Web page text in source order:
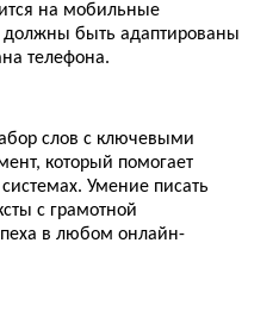
на мобильные
должны быть адаптированы
телефона.
слов с ключевыми
который помогает
Умение писать
с грамотной
в любом онлайн-